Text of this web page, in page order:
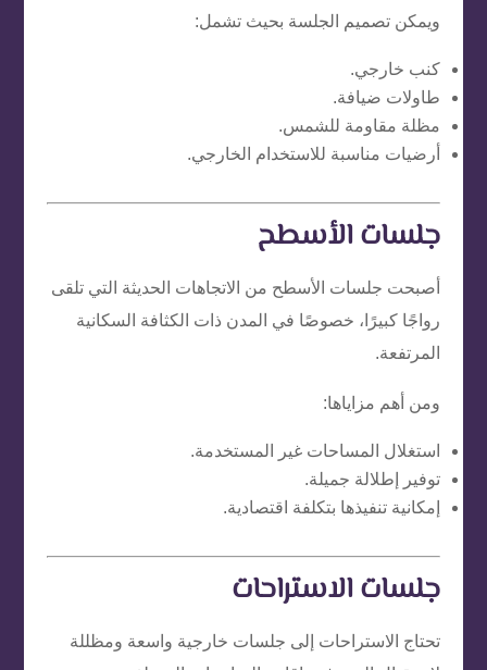
ويمكن تصميم الجلسة بحيث تشمل:
كنب خارجي.
طاولات ضيافة.
مظلة مقاومة للشمس.
أرضيات مناسبة للاستخدام الخارجي.
جلسات الأسطح
أصبحت جلسات الأسطح من الاتجاهات الحديثة التي تلقى
رواجًا كبيرًا، خصوصًا في المدن ذات الكثافة السكانية
المرتفعة.
ومن أهم مزاياها:
استغلال المساحات غير المستخدمة.
توفير إطلالة جميلة.
إمكانية تنفيذها بتكلفة اقتصادية.
جلسات الاستراحات
تحتاج الاستراحات إلى جلسات خارجية واسعة ومظللة